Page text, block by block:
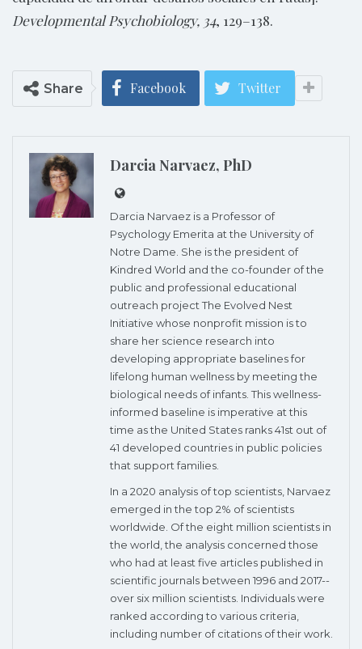
Developmental Psychobiology, 34, 129–138.
Share Facebook Twitter
Darcia Narvaez, PhD
Darcia Narvaez is a Professor of
Psychology Emerita at the University of
Notre Dame. She is the president of
Kindred World and the co-founder of the
public and professional educational
outreach project The Evolved Nest
Initiative whose nonprofit mission is to
share her science research into
developing appropriate baselines for
lifelong human wellness by meeting the
biological needs of infants. This wellness-
informed baseline is imperative at this
time as the United States ranks 41st out of
41 developed countries in public policies
that support families.
In a 2020 analysis of top scientists, Narvaez
emerged in the top 2% of scientists
worldwide. Of the eight million scientists in
the world, the analysis concerned those
who had at least five articles published in
scientific journals between 1996 and 2017--
over six million scientists. Individuals were
ranked according to various criteria,
including number of citations of their work.